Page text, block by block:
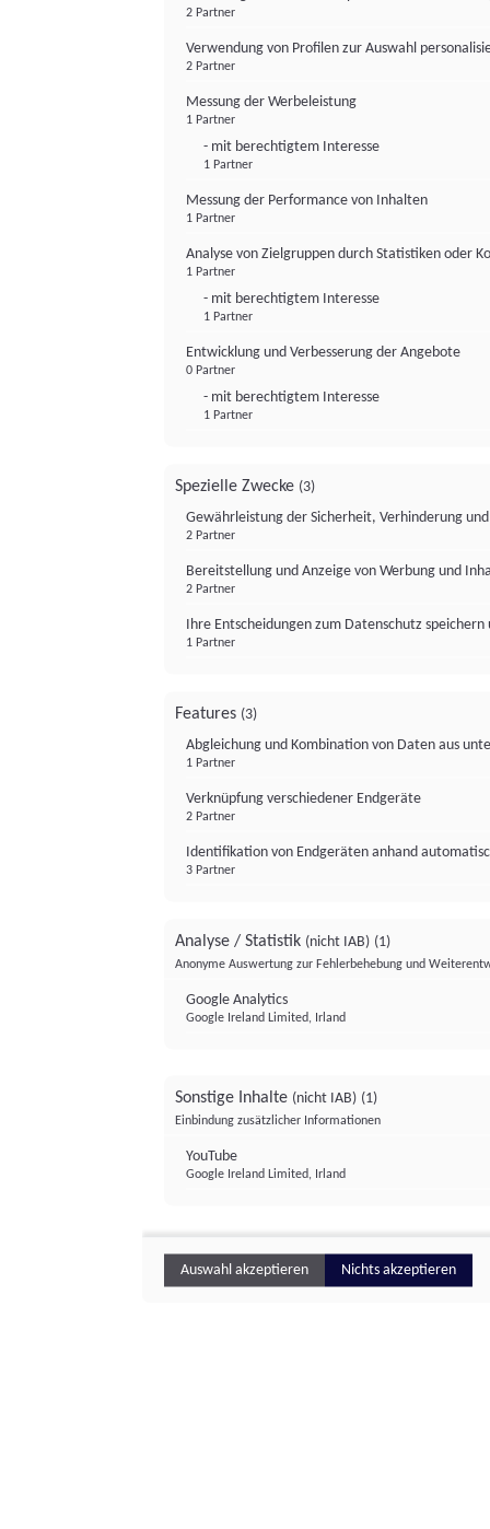
2 Partner
Verwendung von Profilen zur Auswahl
2 Partner
Messung der Werbeleistung
1 Partner
- mit berechtigtem Interesse
1 Partner
Messung der Performance von Inhalten
1 Partner
Analyse von Zielgruppen durch Statistiken oder
1 Partner
- mit berechtigtem Interesse
1 Partner
Entwicklung und Verbesserung der Angebote
0 Partner
- mit berechtigtem Interesse
1 Partner
Spezielle Zwecke (3)
Gewährleistung der Sicherheit, Verhinderung
2 Partner
Bereitstellung und Anzeige von Werbung und
2 Partner
Ihre Entscheidungen zum Datenschutz
1 Partner
Features (3)
Abgleichung und Kombination von Daten aus
1 Partner
Verknüpfung verschiedener Endgeräte
2 Partner
Identifikation von Endgeräten anhand
3 Partner
Analyse / Statistik (nicht IAB) (1)
Anonyme Auswertung zur Fehlerbehebung und
Google Analytics
Google Ireland Limited, Irland
Sonstige Inhalte (nicht IAB) (1)
Einbindung zusätzlicher Informationen
YouTube
Google Ireland Limited, Irland
Auswahl akzeptieren Nichts akzeptieren